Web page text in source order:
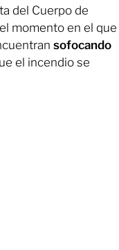
del Cuerpo de
momento en el que
sofocando
el incendio se